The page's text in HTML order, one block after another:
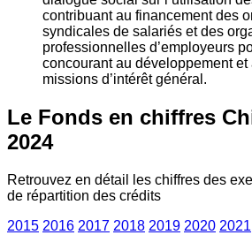
contribuant au financement des
syndicales de salariés et des
professionnelles d’employeurs
concourant au développement et
missions d’intérêt général.
Le Fonds en chiffres
2024
Retrouvez en détail les chiffres des
de répartition des crédits
2015 2016 2017 2018 2019 2020 2021